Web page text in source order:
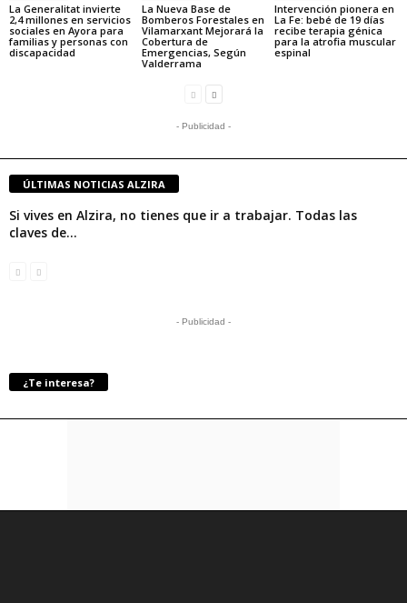
La Generalitat invierte
2,4 millones en servicios
sociales en Ayora para
familias y personas con
discapacidad
La Nueva Base de
Bomberos Forestales en
Vilamarxant Mejorará la
Cobertura de
Emergencias, Según
Valderrama
Intervención pionera en
La Fe: bebé de 19 días
recibe terapia génica
para la atrofia muscular
espinal
- Publicidad -
ÚLTIMAS NOTICIAS ALZIRA
Si vives en Alzira, no tienes que ir a trabajar. Todas las
claves de...
- Publicidad -
¿Te interesa?